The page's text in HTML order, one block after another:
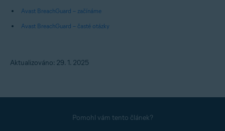
Avast BreachGuard – začínáme
Avast BreachGuard – časté otázky
Aktualizováno: 29. 1. 2025
Pomohl vám tento článek?